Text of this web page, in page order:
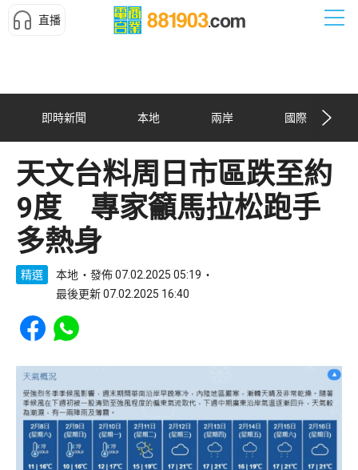
直播
即時新聞 本地 兩岸 國際
天文台料周日市區跌至約
9度 專家籲馬拉松跑手
多熱身
精選 本地
發佈 07.02.2025 05:19
最後更新 07.02.2025 16:40
Share to Facebook
Share to WhatsApp